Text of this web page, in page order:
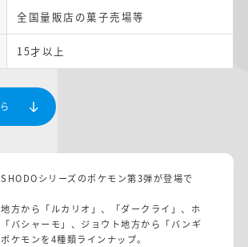
全国量販店の菓子売場等
15才以上
シリーズのポケモン第3弾が登場で
方から「ルカリオ」、「ダークライ」、ホ
バシャーモ」、ジョウト地方から「バンギ
ケモンを4種類ラインナップ。